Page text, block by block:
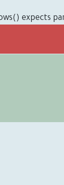
expects